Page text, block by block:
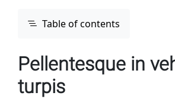
Pellentesque in
turpis
Table of contents